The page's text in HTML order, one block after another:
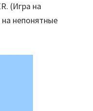
(Игра на
непонятные